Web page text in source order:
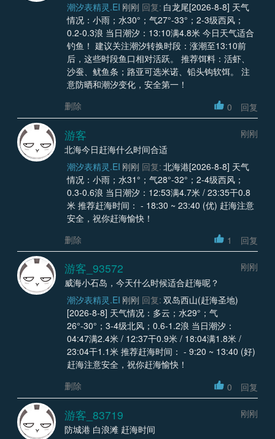
潮汐表精灵.EI 刚刚 回复: 白龙尾[2026-8-8] 天气
情况：小雨；水30°；气27°-33°；2-3级西风；
0.2-0.3浪 当日潮汐：13:10满4.8米 今日天气适合
钓鱼！ 建议关注潮汐转换时段：涨潮至13:10前
后，这些时段鱼口相对活跃。 推荐饵料：活虾、
沙蚕、鱿鱼条；路亚可选米诺、铅头钩软饵。 注
意防晒和潮汐变化，安全第一！
删除
0 回复
游客
刚刚
北海今日赶海什么时间合适
潮汐表精灵.EI 刚刚 回复: 北海港[2026-8-8] 天气
情况：小雨；水31°；气28°-32°；2-4级西风；
0.3-0.6浪 当日潮汐：12:53满4.7米 / 23:35干0.8
米 推荐赶海时间： - 18:30 ~ 23:40 (优) 赶海注意
安全，祝你赶海愉快！
删除
1 回复
游客_93572
刚刚
威海小石岛，今天什么时候适合赶海呢？
潮汐表精灵.EI 刚刚 回复: 双岛西山(赶海圣地)
[2026-8-8] 天气情况：多云；水29°；气
26°-30°；3-4级北风；0.6-1.2浪 当日潮汐：
04:47满2.4米 / 12:37干0.9米 / 18:04满1.8米 /
23:04干1.1米 推荐赶海时间： - 9:20 ~ 13:40 (好)
赶海注意安全，祝你赶海愉快！
删除
0 回复
游客_83719
刚刚
防城港 白浪滩 赶海时间